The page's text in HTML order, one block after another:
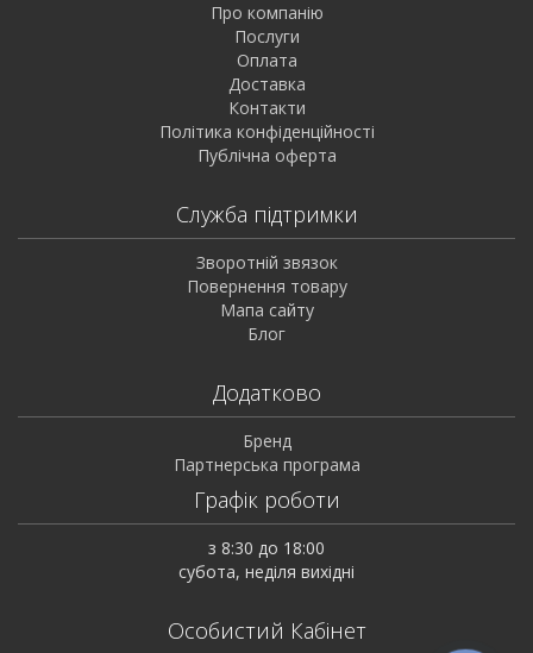
Про компанію
Послуги
Оплата
Доставка
Контакти
Політика конфіденційності
Публічна оферта
Служба підтримки
Зворотній звязок
Повернення товару
Мапа сайту
Блог
Додатково
Бренд
Партнерська програма
Графік роботи
з 8:30 до 18:00
субота, неділя вихідні
Особистий Кабінет